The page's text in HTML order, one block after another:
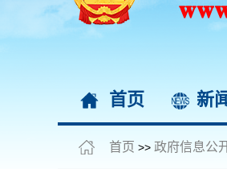
首页 新
首页 >> 政府信息公